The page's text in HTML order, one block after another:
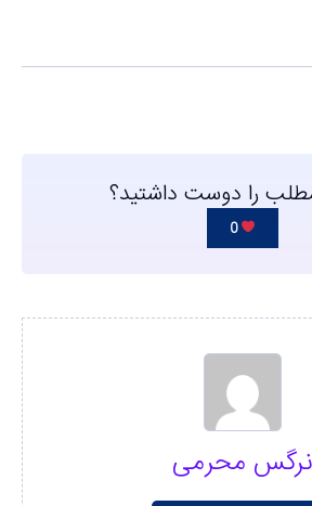
مطلب را دوست داشتید؟
0
نرگس محرمی